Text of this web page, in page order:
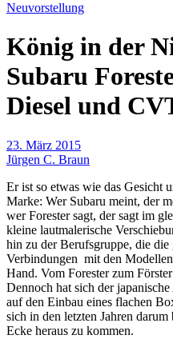
Neuvorstellung
König in der
Subaru
Diesel und
23. März 2015
Jürgen C. Braun
Er ist so etwas wie das Gesicht
Marke: Wer Subaru meint, der
wer Forester sagt, der sagt im
kleine lautmalerische
hin zu der Berufsgruppe, die die
Verbindungen mit den
Hand. Vom Forester zum
Dennoch hat sich der
auf den Einbau eines flachen
sich in den letzten Jahren
Ecke heraus zu kommen.